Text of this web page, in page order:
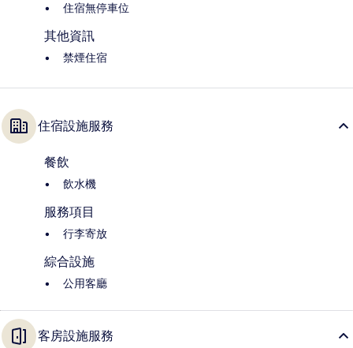
住宿無停車位
其他資訊
禁煙住宿
住宿設施服務
餐飲
飲水機
服務項目
行李寄放
綜合設施
公用客廳
客房設施服務